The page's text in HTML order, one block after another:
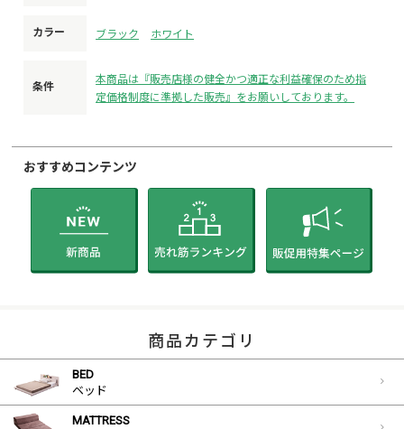
カラー ブラック ホワイト
条件
本商品は『販売店様の健全かつ適正な利益確保のため指
定価格制度に準拠した販売』をお願いしております。
おすすめコンテンツ
商品カテゴリ
BED
ベッド
MATTRESS